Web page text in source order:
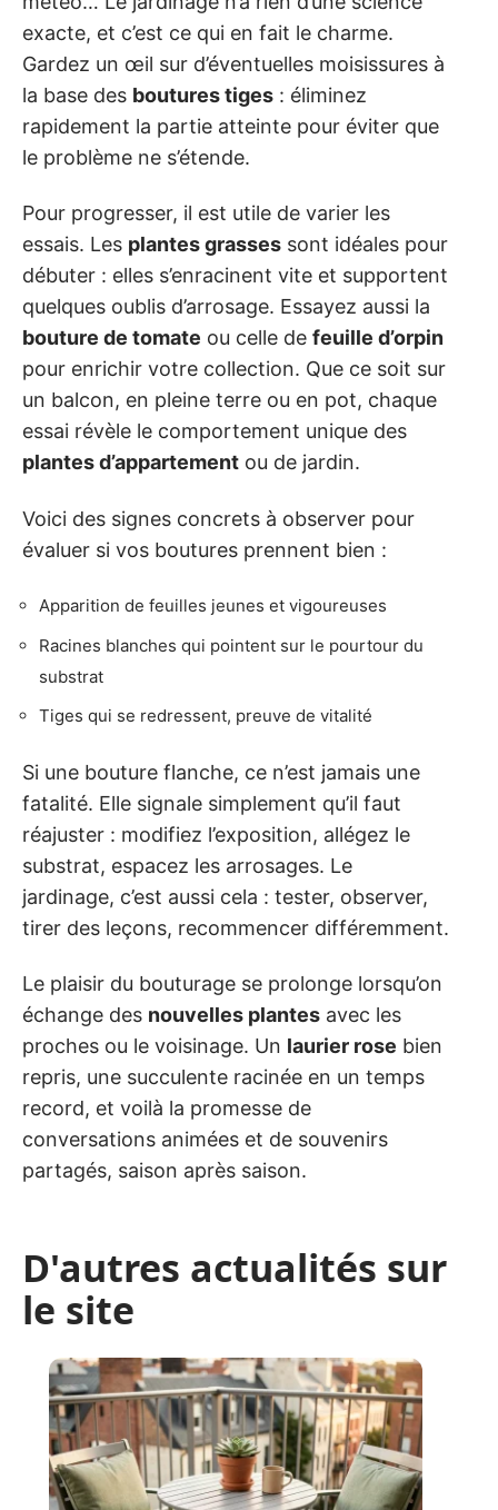
exacte, et c’est ce qui en fait le charme.
Gardez un œil sur d’éventuelles moisissures à
la base des boutures tiges : éliminez
rapidement la partie atteinte pour éviter que
le problème ne s’étende.
Pour progresser, il est utile de varier les
essais. Les plantes grasses sont idéales pour
débuter : elles s’enracinent vite et supportent
quelques oublis d’arrosage. Essayez aussi la
bouture de tomate ou celle de feuille d’orpin
pour enrichir votre collection. Que ce soit sur
un balcon, en pleine terre ou en pot, chaque
essai révèle le comportement unique des
plantes d’appartement ou de jardin.
Voici des signes concrets à observer pour
évaluer si vos boutures prennent bien :
Apparition de feuilles jeunes et vigoureuses
Racines blanches qui pointent sur le pourtour du
substrat
Tiges qui se redressent, preuve de vitalité
Si une bouture flanche, ce n’est jamais une
fatalité. Elle signale simplement qu’il faut
réajuster : modifiez l’exposition, allégez le
substrat, espacez les arrosages. Le
jardinage, c’est aussi cela : tester, observer,
tirer des leçons, recommencer différemment.
Le plaisir du bouturage se prolonge lorsqu’on
échange des nouvelles plantes avec les
proches ou le voisinage. Un laurier rose bien
repris, une succulente racinée en un temps
record, et voilà la promesse de
conversations animées et de souvenirs
partagés, saison après saison.
D'autres actualités sur
le site